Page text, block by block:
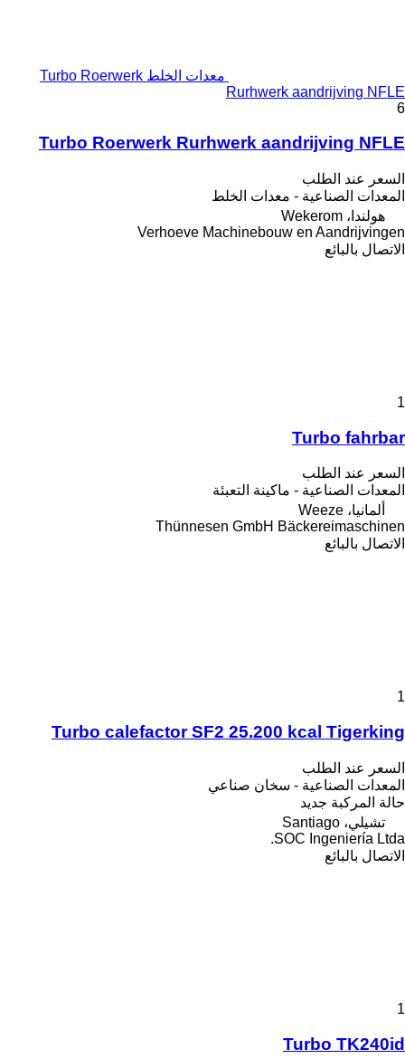
معدات الخلط Turbo Roerwerk
Rurhwerk aandrijving NFLE
6
Turbo Roerwerk Rurhwerk aandrijving NFLE
السعر عند الطلب
المعدات الصناعية - معدات الخلط
هولندا، Wekerom
Verhoeve Machinebouw en Aandrijvingen
الاتصال بالبائع
1
Turbo fahrbar
السعر عند الطلب
المعدات الصناعية - ماكينة التعبئة
ألمانيا، Weeze
Thünnesen GmbH Bäckereimaschinen
الاتصال بالبائع
1
Turbo calefactor SF2 25.200 kcal Tigerking
السعر عند الطلب
المعدات الصناعية - سخان صناعي
حالة المركبة جديد
تشيلي، Santiago
SOC Ingeniería Ltda.
الاتصال بالبائع
1
Turbo TK240id